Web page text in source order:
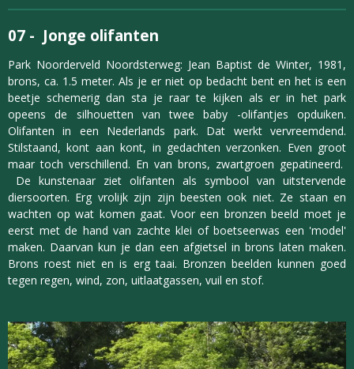
07 - Jonge olifanten
Park Noorderveld Noordsterweg: Jean Baptist de Winter, 1981,
brons, ca. 1.5 meter. Als je er niet op bedacht bent en het is een
beetje schemerig dan sta je raar te kijken als er in het park
opeens de silhouetten van twee baby -olifantjes opduiken.
Olifanten in een Nederlands park. Dat werkt vervreemdend.
Stilstaand, kont aan kont, in gedachten verzonken. Even groot
maar toch verschillend. En van brons, zwartgroen gepatineerd.
De kunstenaar ziet olifanten als symbool van uitstervende
diersoorten. Erg vrolijk zijn zijn beesten ook niet. Ze staan en
wachten op wat komen gaat. Voor een bronzen beeld moet je
eerst met de hand van zachte klei of boetseerwas een 'model'
maken. Daarvan kun je dan een afgietsel in brons laten maken.
Brons roest niet en is erg taai. Bronzen beelden kunnen goed
tegen regen, wind, zon, uitlaatgassen, vuil en stof.